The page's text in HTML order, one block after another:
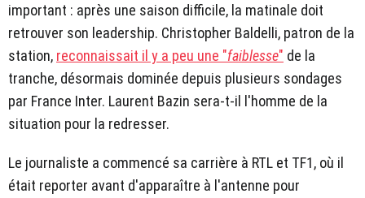
important : après une saison difficile, la matinale doit
retrouver son leadership. Christopher Baldelli, patron de la
station, reconnaissait il y a peu une "faiblesse" de la
tranche, désormais dominée depuis plusieurs sondages
par France Inter. Laurent Bazin sera-t-il l'homme de la
situation pour la redresser.
Le journaliste a commencé sa carrière à RTL et TF1, où il
était reporter avant d'apparaître à l'antenne pour